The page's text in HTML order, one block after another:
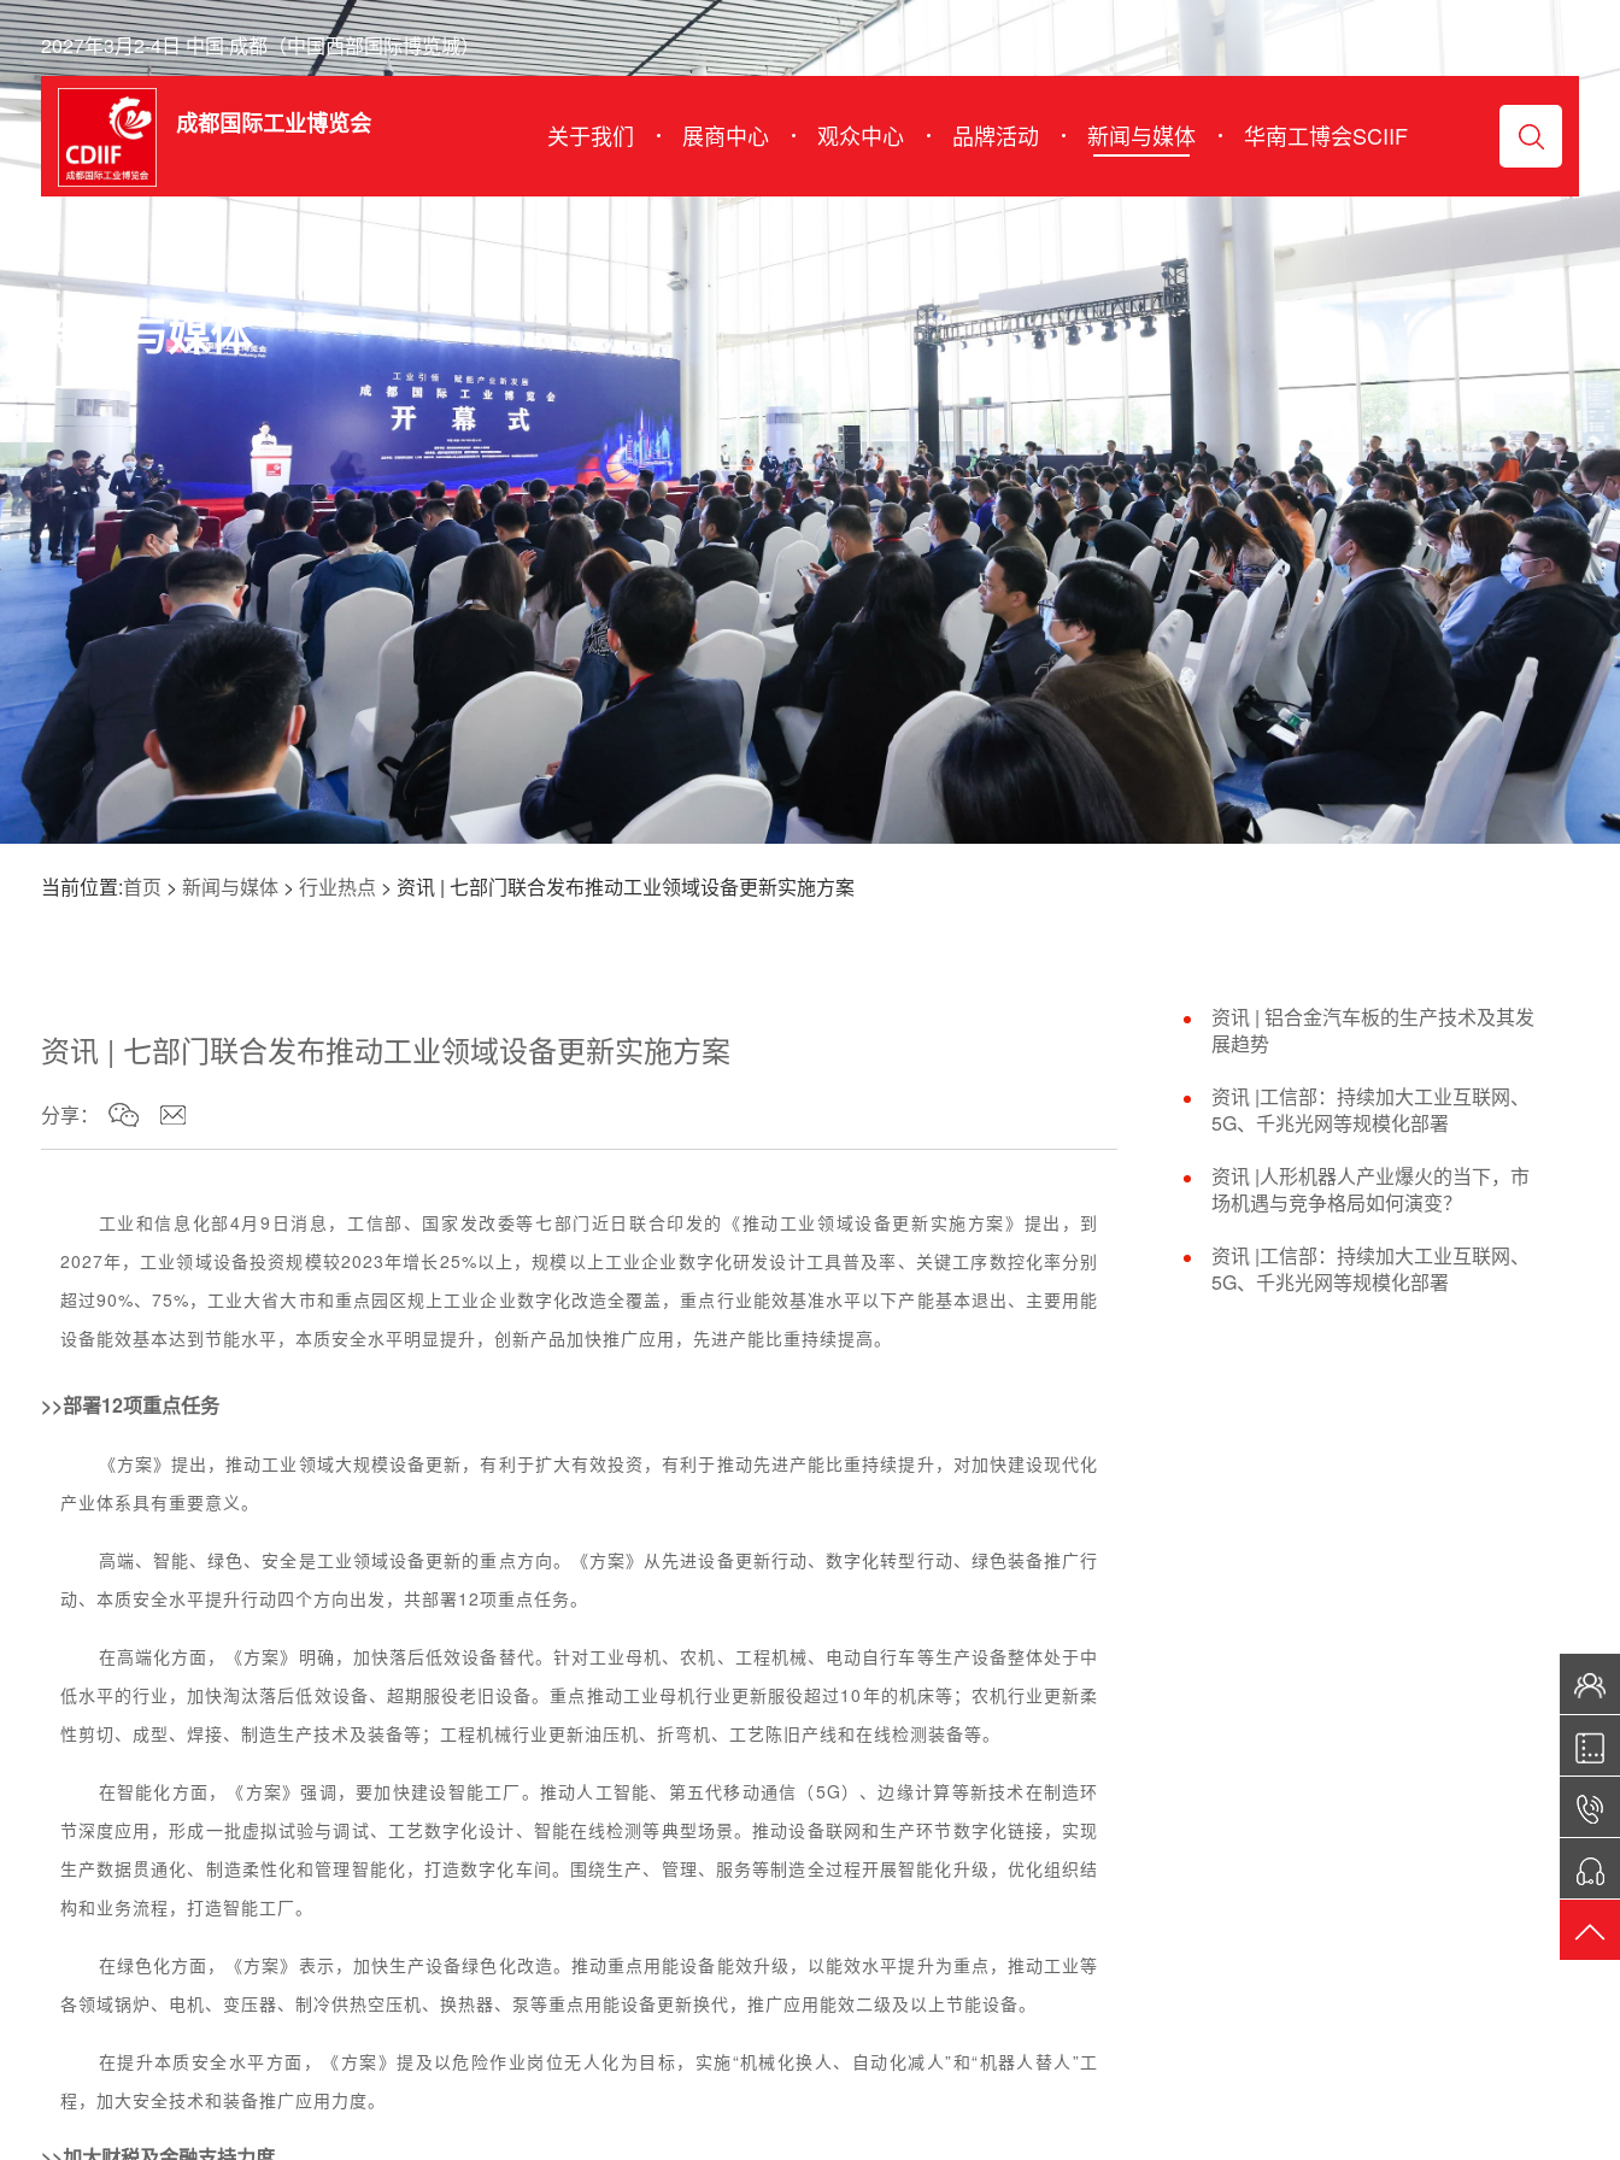
2027年3月2-4日 中国·成都（中国西部国际博览城）
成都国际工业博览会 关于我们 展商中心 观众中心 品牌活动 新闻与媒体 华南工博会SCIIF
新闻与媒体
当前位置:首页 > 新闻与媒体> 行业热点 > 资讯 | 七部门联合发布推动工业领域设备更新实施方案
资讯 | 七部门联合发布推动工业领域设备更新实施方案
分享：
工业和信息化部4月9日消息，工信部、国家发改委等七部门近日联合印发的《推动工业领域设备更新实施方案》提出，到
2027年，工业领域设备投资规模较2023年增长25%以上，规模以上工业企业数字化研发设计工具普及率、关键工序数控化率分别
超过90%、75%，工业大省大市和重点园区规上工业企业数字化改造全覆盖，重点行业能效基准水平以下产能基本退出、主要用能
设备能效基本达到节能水平，本质安全水平明显提升，创新产品加快推广应用，先进产能比重持续提高。
>>部署12项重点任务
《方案》提出，推动工业领域大规模设备更新，有利于扩大有效投资，有利于推动先进产能比重持续提升，对加快建设现代化
产业体系具有重要意义。
高端、智能、绿色、安全是工业领域设备更新的重点方向。《方案》从先进设备更新行动、数字化转型行动、绿色装备推广行
动、本质安全水平提升行动四个方向出发，共部署12项重点任务。
在高端化方面，《方案》明确，加快落后低效设备替代。针对工业母机、农机、工程机械、电动自行车等生产设备整体处于中
低水平的行业，加快淘汰落后低效设备、超期服役老旧设备。重点推动工业母机行业更新服役超过10年的机床等；农机行业更新柔
性剪切、成型、焊接、制造生产技术及装备等；工程机械行业更新油压机、折弯机、工艺陈旧产线和在线检测装备等。
在智能化方面，《方案》强调，要加快建设智能工厂。推动人工智能、第五代移动通信（5G）、边缘计算等新技术在制造环
节深度应用，形成一批虚拟试验与调试、工艺数字化设计、智能在线检测等典型场景。推动设备联网和生产环节数字化链接，实现
生产数据贯通化、制造柔性化和管理智能化，打造数字化车间。围绕生产、管理、服务等制造全过程开展智能化升级，优化组织结
构和业务流程，打造智能工厂。
在绿色化方面，《方案》表示，加快生产设备绿色化改造。推动重点用能设备能效升级，以能效水平提升为重点，推动工业等
各领域锅炉、电机、变压器、制冷供热空压机、换热器、泵等重点用能设备更新换代，推广应用能效二级及以上节能设备。
在提升本质安全水平方面，《方案》提及以危险作业岗位无人化为目标，实施“机械化换人、自动化减人”和“机器人替人”工
程，加大安全技术和装备推广应用力度。
资讯 | 铝合金汽车板的生产技术及其发
展趋势
资讯 |工信部：持续加大工业互联网、
5G、千兆光网等规模化部署
资讯 |人形机器人产业爆火的当下，市
场机遇与竞争格局如何演变？
资讯 |工信部：持续加大工业互联网、
5G、千兆光网等规模化部署